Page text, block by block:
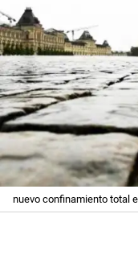
nuevo confinamiento total